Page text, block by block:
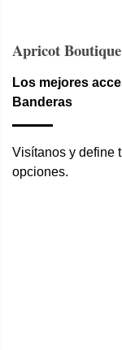
Apricot
Los mejores
Banderas
Visítanos y define
opciones.